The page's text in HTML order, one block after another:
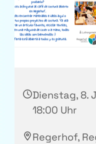
Dienstag, 8.
18:00 Uhr
Regerhof,